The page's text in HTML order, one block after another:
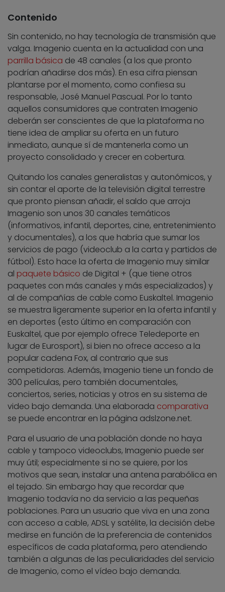
Contenido
Sin contenido, no hay tecnología de transmisión que
valga. Imagenio cuenta en la actualidad con una
parrilla básica de 48 canales (a los que pronto
podrían añadirse dos más). En esa cifra piensan
plantarse por el momento, como confiesa su
responsable, José Manuel Pascual. Por lo tanto
aquellos consumidores que contraten Imagenio
deberán ser conscientes de que la plataforma no
tiene idea de ampliar su oferta en un futuro
inmediato, aunque sí de mantenerla como un
proyecto consolidado y crecer en cobertura.
Quitando los canales generalistas y autonómicos, y
sin contar el aporte de la televisión digital terrestre
que pronto piensan añadir, el saldo que arroja
Imagenio son unos 30 canales temáticos
(informativos, infantil, deportes, cine, entretenimiento
y documentales), a los que habría que sumar los
servicios de pago (videoclub a la carta y partidos de
fútbol). Esto hace la oferta de Imagenio muy similar
al paquete básico de Digital + (que tiene otros
paquetes con más canales y más especializados) y
al de compañías de cable como Euskaltel. Imagenio
se muestra ligeramente superior en la oferta infantil y
en deportes (esto último en comparación con
Euskaltel, que por ejemplo ofrece Teledeporte en
lugar de Eurosport), si bien no ofrece acceso a la
popular cadena Fox, al contrario que sus
competidoras. Además, Imagenio tiene un fondo de
300 películas, pero también documentales,
conciertos, series, noticias y otros en su sistema de
video bajo demanda. Una elaborada comparativa
se puede encontrar en la página adslzone.net.
Para el usuario de una población donde no haya
cable y tampoco videoclubs, Imagenio puede ser
muy útil; especialmente si no se quiere, por los
motivos que sean, instalar una antena parabólica en
el tejado. Sin embargo hay que recordar que
Imagenio todavía no da servicio a las pequeñas
poblaciones. Para un usuario que viva en una zona
con acceso a cable, ADSL y satélite, la decisión debe
medirse en función de la preferencia de contenidos
específicos de cada plataforma, pero atendiendo
también a algunas de las peculiaridades del servicio
de Imagenio, como el vídeo bajo demanda.